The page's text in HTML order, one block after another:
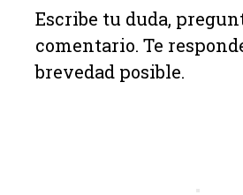
Escribe tu duda,
comentario. Te
brevedad posible.